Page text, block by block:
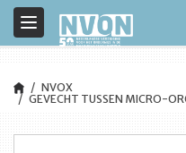
Toggle
navigation
NVOX
GEVECHT TUSSEN MICRO-